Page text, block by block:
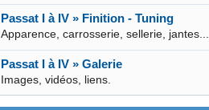
Passat I à IV » Finition - Tuning
Apparence, carrosserie, sellerie, jantes...
Passat I à IV » Galerie
Images, vidéos, liens.